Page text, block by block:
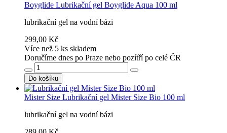
Boyglide Lubrikační gel Boyglide Aqua 100 ml
lubrikační gel na vodní bázi
299,00 Kč
Více než 5 ks skladem
Doručíme dnes po Praze nebo pozítří po celé ČR
Do košíku
Mister Size Lubrikační gel Mister Size Bio 100 ml
lubrikační gel na vodní bázi